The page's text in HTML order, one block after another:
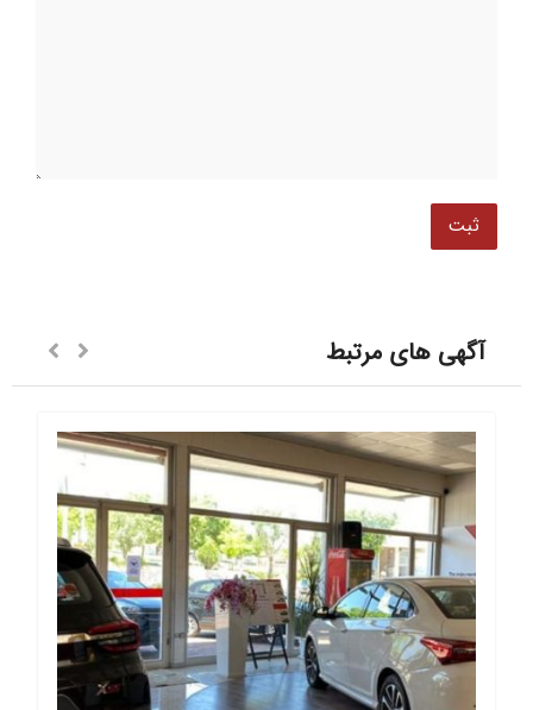
آگهی های مرتبط